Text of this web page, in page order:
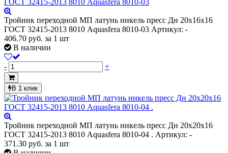
Тройник переходной МП латунь никель пресс Дн 20х16х16
ГОСТ 32415-2013 8010 Aquasfera 8010-03 Артикул: -
406.70 руб. за 1 шт
В наличии
- +
В 1 клик
Тройник переходной МП латунь никель пресс Дн 20х20х16
ГОСТ 32415-2013 8010 Aquasfera 8010-04 . Артикул: -
371.30 руб. за 1 шт